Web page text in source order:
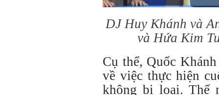
DJ Huy Khánh và
và Hứa Kim
Cụ thể, Quốc
về việc thực hiện
không bị loại. Thế